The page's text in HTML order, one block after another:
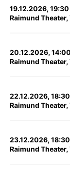
19.12.2026, 19:30
Raimund Theater,
20.12.2026, 14:00
Raimund Theater,
22.12.2026, 18:30
Raimund Theater,
23.12.2026, 18:30
Raimund Theater,